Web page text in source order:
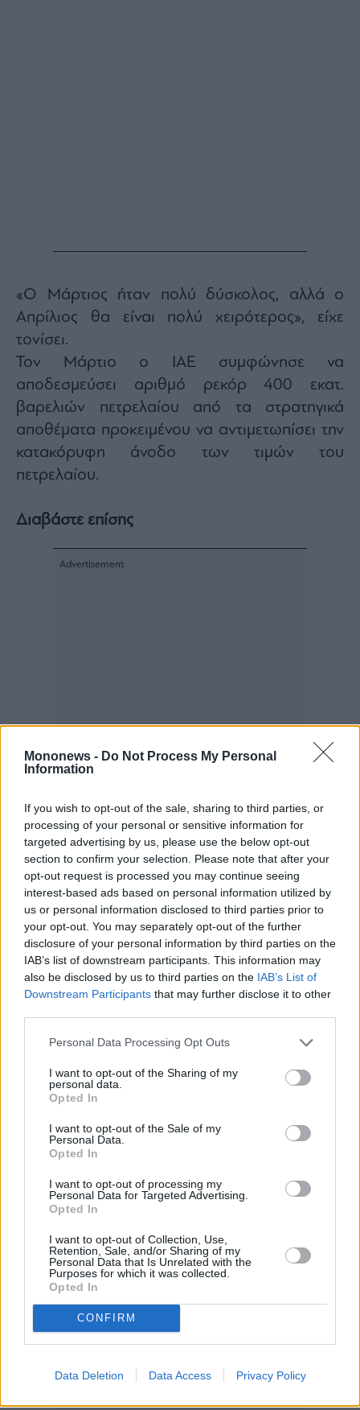
Mononews - Do Not Process My Personal
Information
If you wish to opt-out of the sale, sharing to third parties, or
processing of your personal or sensitive information for
targeted advertising by us, please use the below opt-out
section to confirm your selection. Please note that after your
opt-out request is processed you may continue seeing
interest-based ads based on personal information utilized by
us or personal information disclosed to third parties prior to
your opt-out. You may separately opt-out of the further
disclosure of your personal information by third parties on the
IAB’s list of downstream participants. This information may
also be disclosed by us to third parties on the IAB’s List of
Downstream Participants that may further disclose it to other
Personal Data Processing Opt Outs
I want to opt-out of the Sharing of my
personal data.
Opted In
I want to opt-out of the Sale of my
Personal Data.
Opted In
I want to opt-out of processing my
Personal Data for Targeted Advertising.
Opted In
I want to opt-out of Collection, Use,
Retention, Sale, and/or Sharing of my
Personal Data that Is Unrelated with the
Purposes for which it was collected.
Opted In
CONFIRM
Data Deletion Data Access Privacy Policy
«Ο Μάρτιος ήταν πολύ δύσκολος, αλλά ο
Απρίλιος θα είναι πολύ χειρότερος», είχε
τονίσει.
Τον Μάρτιο ο IAE συμφώνησε να
αποδεσμεύσει αριθμό ρεκόρ 400 εκατ.
βαρελιών πετρελαίου από τα στρατηγικά
αποθέματα προκειμένου να αντιμετωπίσει την
κατακόρυφη άνοδο των τιμών του
πετρελαίου.
Διαβάστε επίσης
Bloomberg: Στο Πακιστάν μεταβαίνει σήμερα
ο Βανς – Πιθανές συνομιλίες με το Ιράν την
Τετάρτη με συμμετοχή Τραμπ
ΤΕΝ μεταφέρει ιρακινό fuel oil μέσω Συρίας,
παρακάμπτοντας τα Στενά του Ορμούζ
Διαπραγματεύσεις ΗΠΑ–Ιράν: Η εκεχειρία στο
«νήμα»